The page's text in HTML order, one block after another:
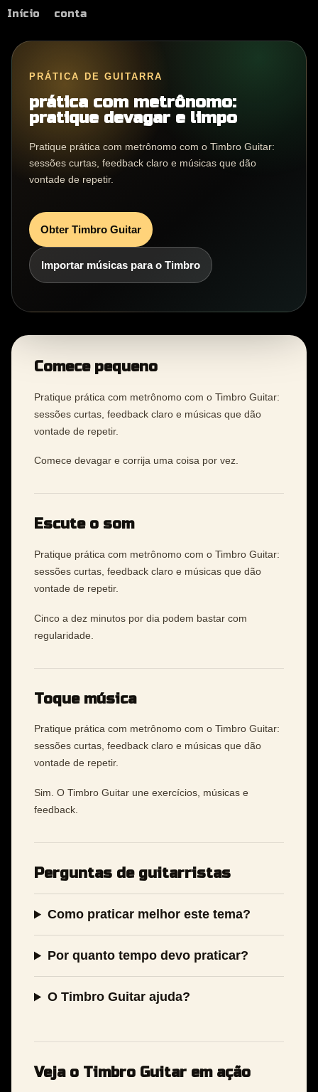
Início conta
PRÁTICA DE GUITARRA
prática com metrônomo:
pratique devagar e limpo
Pratique prática com metrônomo com o Timbro Guitar:
sessões curtas, feedback claro e músicas que dão
vontade de repetir.
Obter Timbro Guitar
Importar músicas para o Timbro
Comece pequeno
Pratique prática com metrônomo com o Timbro Guitar:
sessões curtas, feedback claro e músicas que dão
vontade de repetir.
Comece devagar e corrija uma coisa por vez.
Escute o som
Pratique prática com metrônomo com o Timbro Guitar:
sessões curtas, feedback claro e músicas que dão
vontade de repetir.
Cinco a dez minutos por dia podem bastar com
regularidade.
Toque música
Pratique prática com metrônomo com o Timbro Guitar:
sessões curtas, feedback claro e músicas que dão
vontade de repetir.
Sim. O Timbro Guitar une exercícios, músicas e
feedback.
Perguntas de guitarristas
Como praticar melhor este tema?
Por quanto tempo devo praticar?
O Timbro Guitar ajuda?
Veja o Timbro Guitar em ação